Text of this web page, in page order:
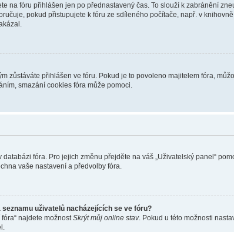
na fóru přihlášen jen po přednastavený čas. To slouží k zabránění
pokud přistupujete k fóru ze sdíleného počítače, např. v
zůstáváte přihlášen ve fóru. Pokud je to povoleno majitelem fóra,
smazání cookies fóra může pomoci.
fóra. Pro jejich změnu přejděte na váš „Uživatelský panel“
vaše nastavení a předvolby fóra.
uživatelů nacházejících se ve fóru?
najdete možnost Skrýt můj online stav. Pokud u této možnosti